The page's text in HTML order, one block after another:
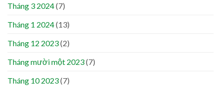
Tháng 3 2024(7)
Tháng 1 2024(13)
Tháng 12 2023(2)
Tháng mười một 2023(7)
Tháng 10 2023(7)